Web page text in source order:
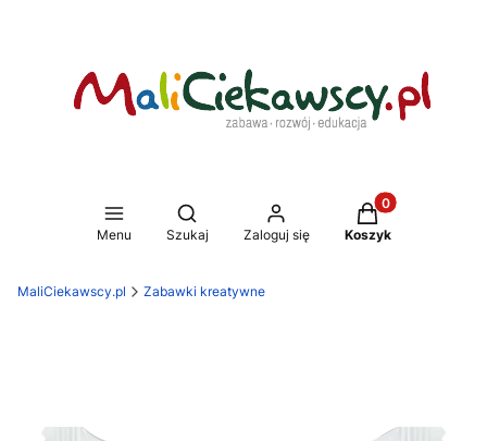
Menu
Otwórz wyszukiwarkę
Szukaj Zaloguj się
Produkty w
Koszyk
MaliCiekawscy.pl Zabawki kreatywne